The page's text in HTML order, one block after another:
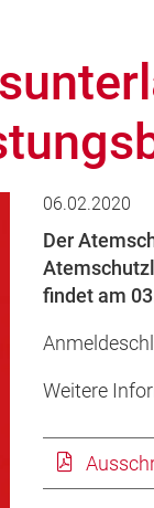
06.02.2020
Der
findet am
Weitere